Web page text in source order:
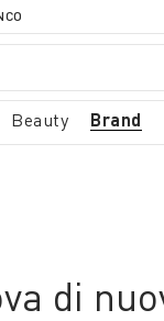
Beauty Brand
di